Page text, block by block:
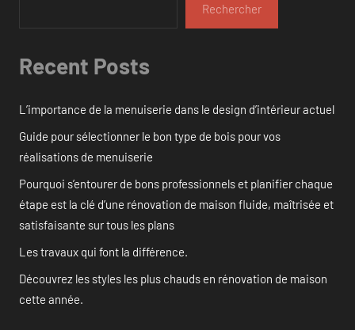
Rechercher
Recent Posts
L’importance de la menuiserie dans le design d’intérieur actuel
Guide pour sélectionner le bon type de bois pour vos
réalisations de menuiserie
Pourquoi s’entourer de bons professionnels et planifier chaque
étape est la clé d’une rénovation de maison fluide, maîtrisée et
satisfaisante sur tous les plans
Les travaux qui font la différence.
Découvrez les styles les plus chauds en rénovation de maison
cette année.